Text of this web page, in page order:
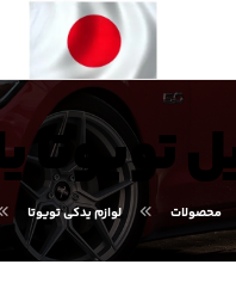
تویوتا
محصولات لوازم یدکی تویوتا